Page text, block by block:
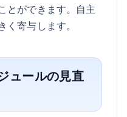
とができます。自主
寄与します。
ュールの見直